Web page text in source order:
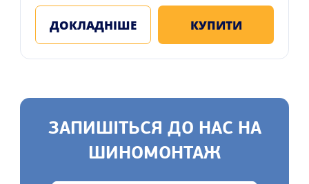
ДОКЛАДНІШЕ КУПИТИ
ЗАПИШІТЬСЯ ДО НАС НА
ШИНОМОНТАЖ